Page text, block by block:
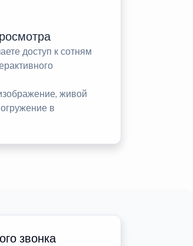
доступ к сотням
живой
в
звонка